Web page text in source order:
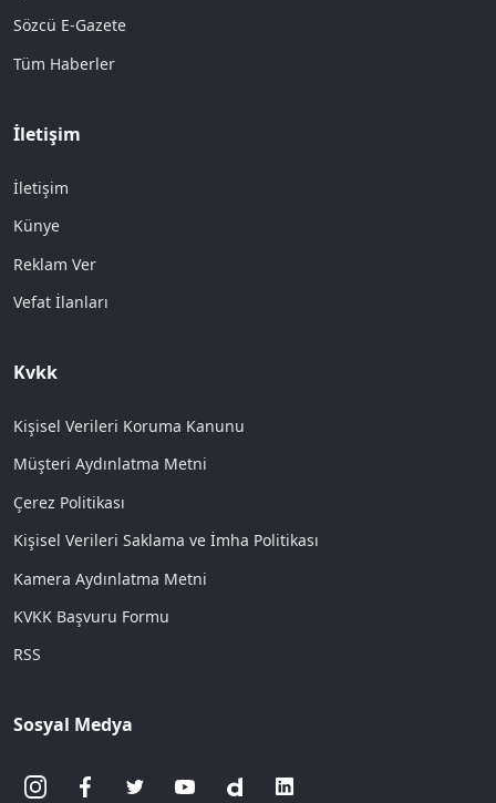
Sözcü E-Gazete
Tüm Haberler
İletişim
İletişim
Künye
Reklam Ver
Vefat İlanları
Kvkk
Kişisel Verileri Koruma Kanunu
Müşteri Aydınlatma Metni
Çerez Politikası
Kişisel Verileri Saklama ve İmha Politikası
Kamera Aydınlatma Metni
KVKK Başvuru Formu
RSS
Sosyal Medya